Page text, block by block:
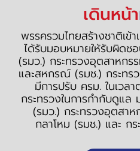
เดินหน้า
พรรครวมไทยสร้างชาติเข้
ได้รับมอบหมายให้รับผิดช
(รมว.) กระทรวงอุตสาหกร
และสหกรณ์ (รมช.) กระทร
มีการปรับ ครม. ในเวล
กระทรวงในการกำกับดูแล
(รมว.) กระทรวงอุตสา
กลาโหม (รมช.) และ ก